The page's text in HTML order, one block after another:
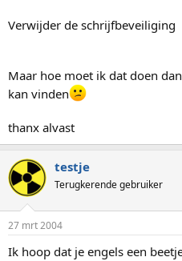
Verwijder de schrijfbeveiliging
Maar hoe moet ik dat doen
kan vinden
thanx alvast
testje
Terugkerende gebruiker
27 mrt 2004
Ik hoop dat je engels een